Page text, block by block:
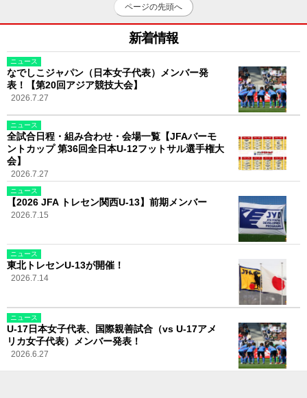
ページの先頭へ
新着情報
ニュース
なでしこジャパン（日本女子代表）メンバー発
表！【第20回アジア競技大会】
2026.7.27
ニュース
全試合日程・組み合わせ・会場一覧【JFAバーモ
ントカップ 第36回全日本U-12フットサル選手権大
会】
2026.7.27
ニュース
【2026 JFA トレセン関西U-13】前期メンバー
2026.7.15
ニュース
東北トレセンU-13が開催！
2026.7.14
ニュース
U-17日本女子代表、国際親善試合（vs U-17アメ
リカ女子代表）メンバー発表！
2026.6.27